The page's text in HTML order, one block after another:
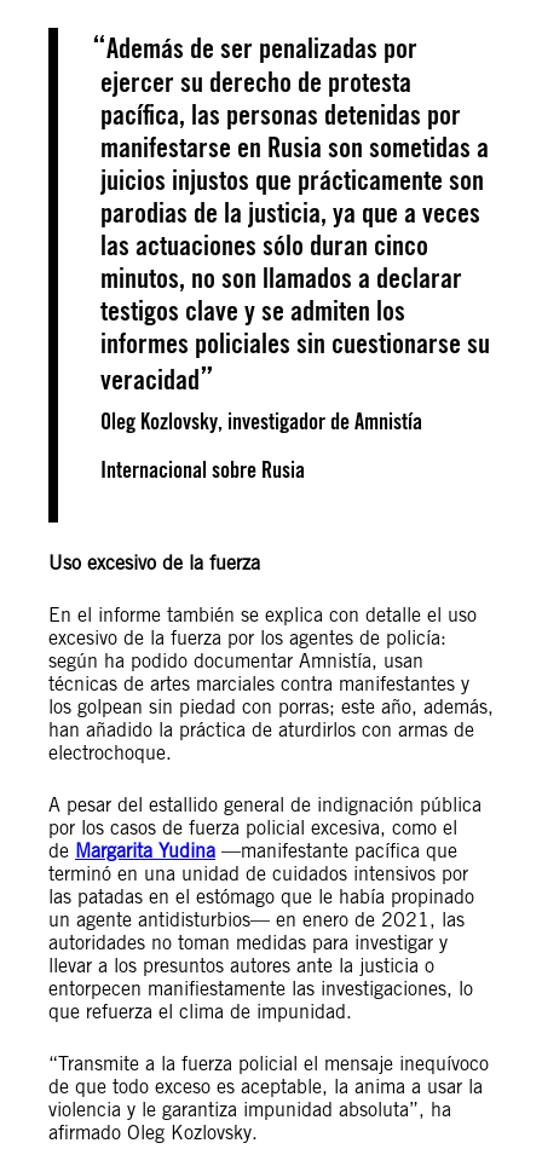
Además de ser penalizadas por
ejercer su derecho de protesta
pacífica, las personas detenidas por
manifestarse en Rusia son sometidas a
juicios injustos que prácticamente son
parodias de la justicia, ya que a veces
las actuaciones sólo duran cinco
minutos, no son llamados a declarar
testigos clave y se admiten los
informes policiales sin cuestionarse su
veracidad
Oleg Kozlovsky, investigador de Amnistía
Internacional sobre Rusia
Uso excesivo de la fuerza
En el informe también se explica con detalle el uso
excesivo de la fuerza por los agentes de policía:
según ha podido documentar Amnistía, usan
técnicas de artes marciales contra manifestantes y
los golpean sin piedad con porras; este año, además,
han añadido la práctica de aturdirlos con armas de
electrochoque.
A pesar del estallido general de indignación pública
por los casos de fuerza policial excesiva, como el
de Margarita Yudina —manifestante pacífica que
terminó en una unidad de cuidados intensivos por
las patadas en el estómago que le había propinado
un agente antidisturbios— en enero de 2021, las
autoridades no toman medidas para investigar y
llevar a los presuntos autores ante la justicia o
entorpecen manifiestamente las investigaciones, lo
que refuerza el clima de impunidad.
“Transmite a la fuerza policial el mensaje inequívoco
de que todo exceso es aceptable, la anima a usar la
violencia y le garantiza impunidad absoluta”, ha
afirmado Oleg Kozlovsky.